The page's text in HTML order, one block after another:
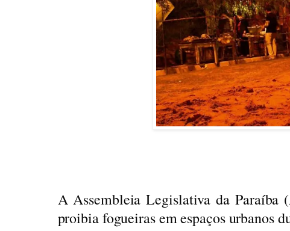
A Assembleia Legislativa da Paraíba
proibia fogueiras em espaços urbanos